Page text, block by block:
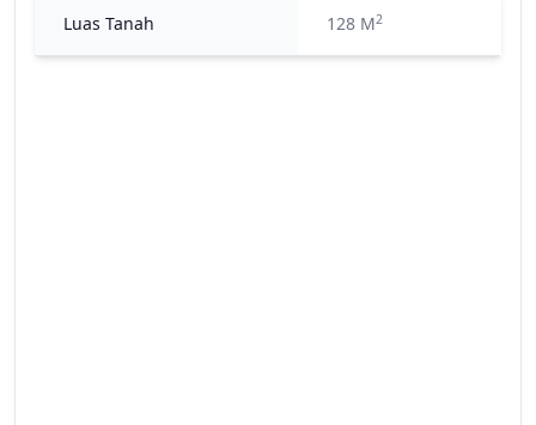
Luas Tanah 128 M2